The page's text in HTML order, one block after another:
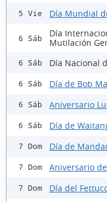
5 Vie Día Mundial
6 Sáb
Día
Mutilación
6 Sáb Día Nacional
6 Sáb Día de Bob
6 Sáb Aniversario
6 Sáb Día de
7 Dom Día de
7 Dom Aniversario
7 Dom Día del